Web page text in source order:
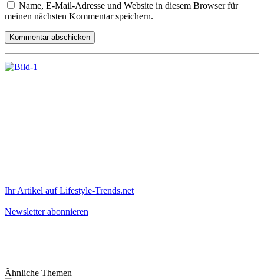
Name, E-Mail-Adresse und Website in diesem Browser für
meinen nächsten Kommentar speichern.
Ihr Artikel auf Lifestyle-Trends.net
Newsletter abonnieren
Ähnliche Themen